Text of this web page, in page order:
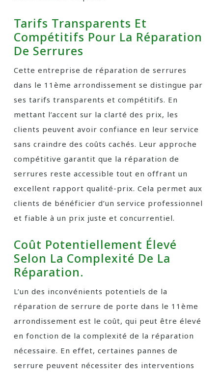
Tarifs Transparents Et
Compétitifs Pour La Réparation
De Serrures
Cette entreprise de réparation de serrures
dans le 11ème arrondissement se distingue par
ses tarifs transparents et compétitifs. En
mettant l’accent sur la clarté des prix, les
clients peuvent avoir confiance en leur service
sans craindre des coûts cachés. Leur approche
compétitive garantit que la réparation de
serrures reste accessible tout en offrant un
excellent rapport qualité-prix. Cela permet aux
clients de bénéficier d’un service professionnel
et fiable à un prix juste et concurrentiel.
Coût Potentiellement Élevé
Selon La Complexité De La
Réparation.
L’un des inconvénients potentiels de la
réparation de serrure de porte dans le 11ème
arrondissement est le coût, qui peut être élevé
en fonction de la complexité de la réparation
nécessaire. En effet, certaines pannes de
serrure peuvent nécessiter des interventions